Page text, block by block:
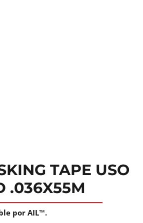
TAPE USO
.036X55M
por AIL™.